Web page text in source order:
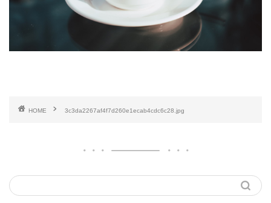
HOME 3c3da2267af4f7d260e1ecab4cdc6c28.jpg